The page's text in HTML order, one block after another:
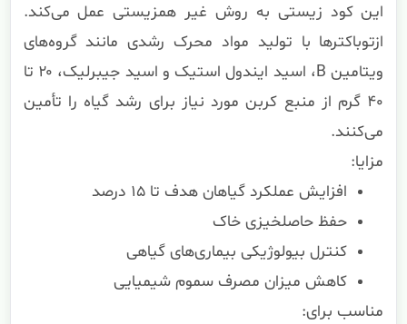
این کود زیستی به روش غیر همزیستی عمل می‌کند.
ازتوباکترها با تولید مواد محرک رشدی مانند گروه‌های
ویتامین B، اسید ایندول استیک و اسید جیبرلیک، ۲۰ تا
۴۰ گرم از منبع کربن مورد نیاز برای رشد گیاه را تأمین
می‌کنند.
مزایا:
افزایش عملکرد گیاهان هدف تا ۱۵ درصد
حفظ حاصلخیزی خاک
کنترل بیولوژیکی بیماری‌های گیاهی
کاهش میزان مصرف سموم شیمیایی
مناسب برای: